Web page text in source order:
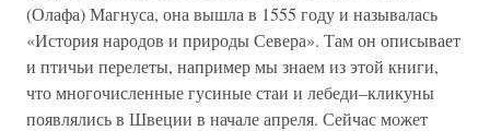
(Олафа) Магнуса, она вышла в 1555 году и называлась
«История народов и природы Севера». Там он описывает
и птичьи перелеты, например мы знаем из этой книги,
что многочисленные гусиные стаи и лебеди–кликуны
появлялись в Швеции в начале апреля. Сейчас может